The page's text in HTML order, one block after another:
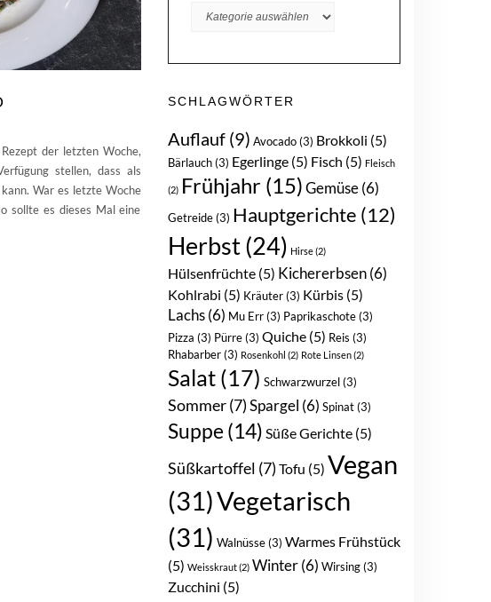
der letzten Woche,
stellen, dass als
War es letzte Woche
sollte es dieses Mal eine
SCHLAGWÖRTER
Auflauf(9) Avocado(3) Brokkoli (5)
Bärlauch(3) Egerlinge(5) Fisch (5) Fleisch
(2) Frühjahr (15)Gemüse(6)
Getreide(3) Hauptgerichte (12)
Herbst(24) Hirse(2)
Hülsenfrüchte(5) Kichererbsen(6)
Kohlrabi (5) Kräuter(3) Kürbis(5)
Lachs(6) Mu Err(3) Paprikaschote(3)
Pizza (3) Pürre(3) Quiche(5) Reis (3)
Rhabarber(3) Rosenkohl (2) Rote Linsen(2)
Salat(17) Schwarzwurzel(3)
Sommer(7)Spargel (6) Spinat(3)
Suppe (14) Süße Gerichte(5)
Süßkartoffel (7) Tofu (5) Vegan
(31)Vegetarisch
(31) Walnüsse(3) Warmes Frühstück
(5) Weisskraut(2) Winter(6) Wirsing(3)
Zucchini (5)